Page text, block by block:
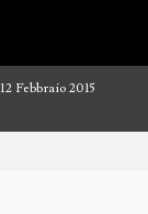
12 Febbraio 2015